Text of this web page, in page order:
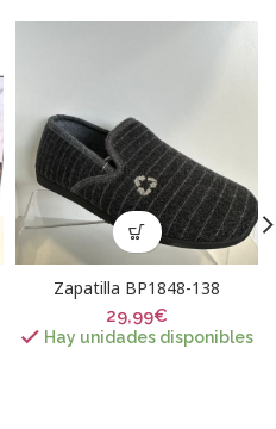
Zapatilla BP1848-138
29,99€
Hay unidades disponibles